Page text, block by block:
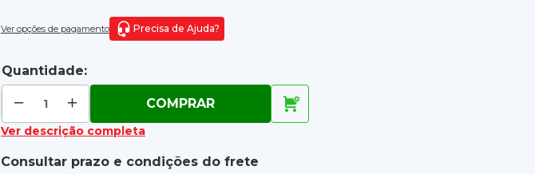
Ver opções de pagamento Precisa de Ajuda?
Quantidade:
COMPRAR
Ver descrição completa
Consultar prazo e condições do frete